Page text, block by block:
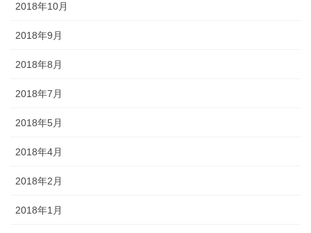
2018年10月
2018年9月
2018年8月
2018年7月
2018年5月
2018年4月
2018年2月
2018年1月